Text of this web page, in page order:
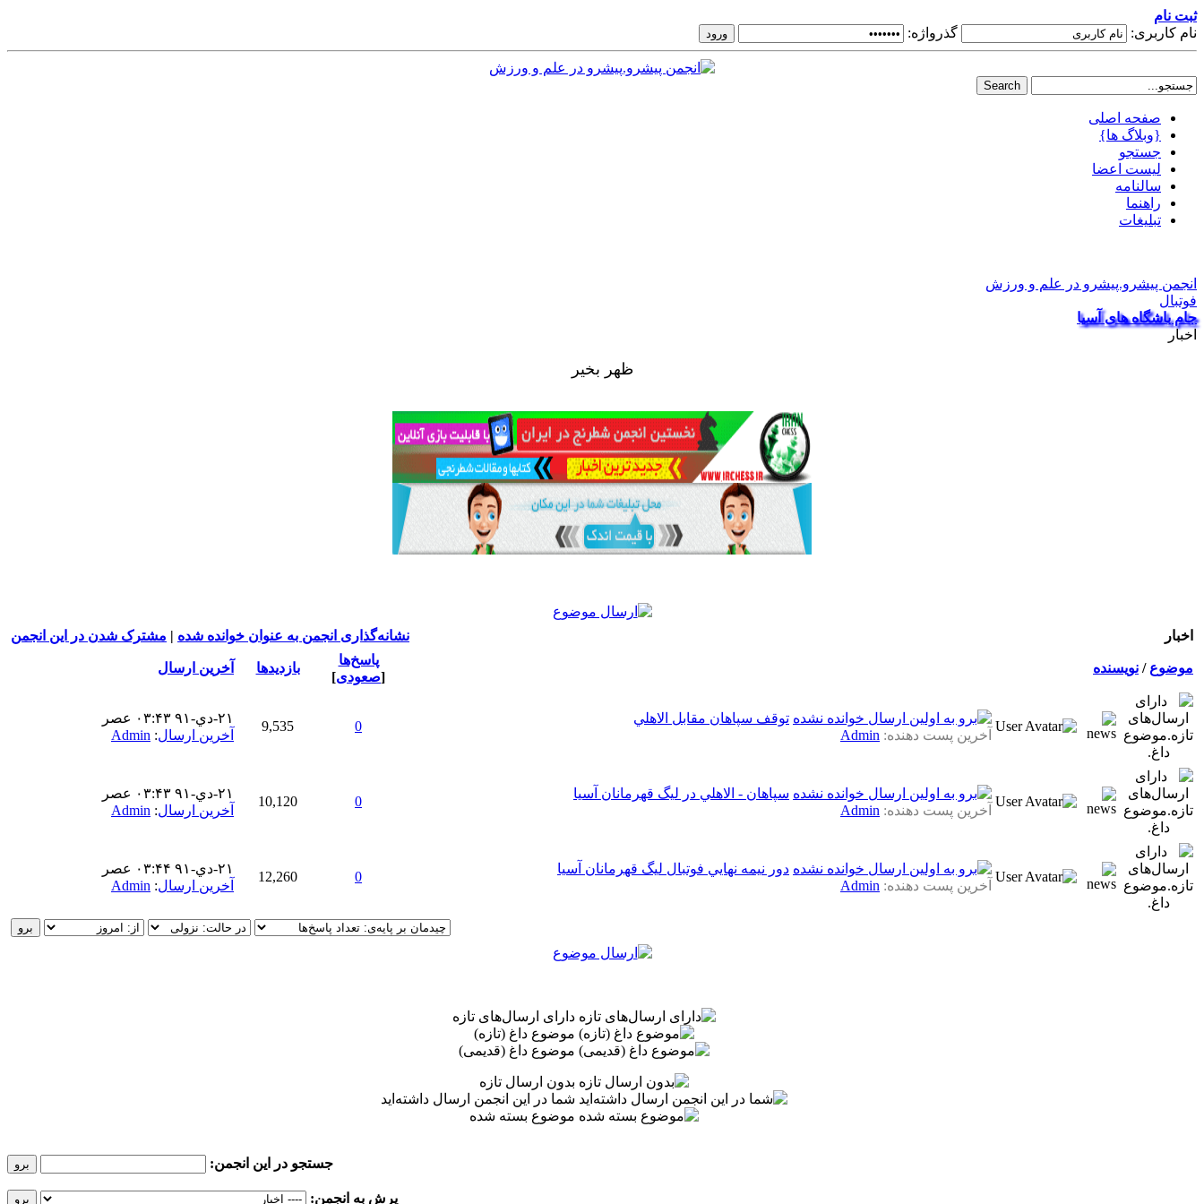
ثبت نام
نام کاربری:
گذرواژه:
صفحه اصلی
{وبلاگ ها}
جستجو
لیست اعضا
سالنامه
راهنما
تبلیغات
انجمن پیشرو.پیشرو در علم و ورزش
فوتبال
جام باشگاه های آسیا
اخبار
ظهر بخير
نشانه‌گذاری انجمن به عنوان خوانده شده | مشترک شدن در این انجمن اخبار
موضوع / نویسنده
پاسخ‌ها
[صعودی]
بازدید‌ها آخرین ارسال
توقف سپاهان مقابل الاهلي
آخرین پست دهنده: Admin
0
9,535
۲۱-دي-۹۱ ۰۳:۴۳ عصر
آخرین ارسال:
Admin
سپاهان - الاهلي در ليگ قهرمانان آسيا
آخرین پست دهنده: Admin
0
10,120
۲۱-دي-۹۱ ۰۳:۴۳ عصر
آخرین ارسال:
Admin
دور نيمه نهايي فوتبال ليگ قهرمانان آسيا
آخرین پست دهنده: Admin
0
12,260
۲۱-دي-۹۱ ۰۳:۴۴ عصر
آخرین ارسال:
Admin
دارای ارسال‌های تازه‌
موضوع داغ (تازه‌)
موضوع داغ (قدیمی)
بدون ارسال تازه‌
شما در این انجمن ارسال داشته‌اید
موضوع بسته شده
جستجو در این انجمن:
پرش به انجمن: